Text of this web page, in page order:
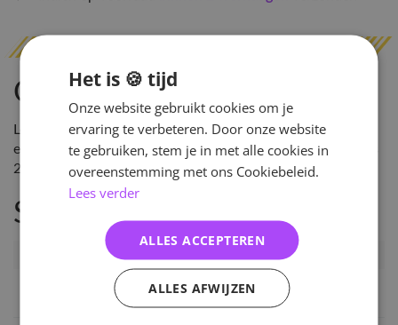
Omschrijving
Let op: Dit product bestellen we mee op het moment dat
een bestelling bij ons is geplaatst. De verwachte levertijd is
2-4 weken na bestellen. \n \n
Specificaties
Artikelnummer
1000000090178
Het is 🍪 tijd
Onze website gebruikt cookies om je
ervaring te verbeteren. Door onze website
te gebruiken, stem je in met alle cookies in
overeenstemming met ons Cookiebeleid.
Lees verder
ALLES ACCEPTEREN
ALLES AFWIJZEN